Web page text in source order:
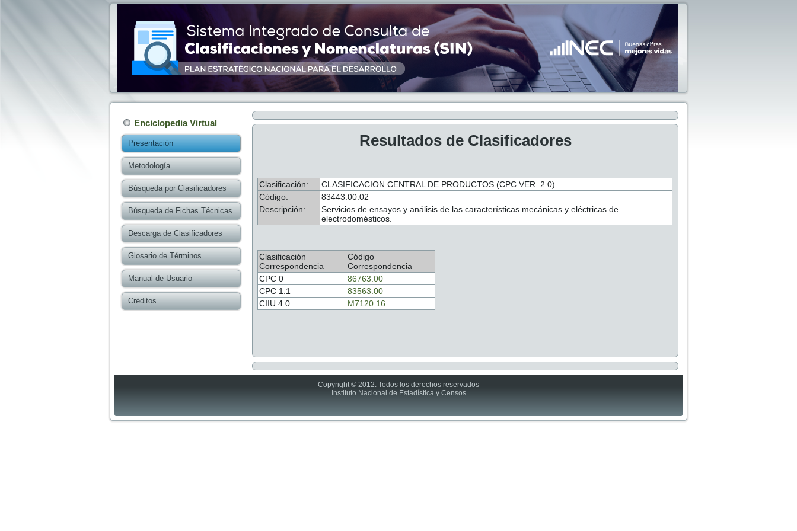
Enciclopedia Virtual
Presentación
Metodología
Búsqueda por Clasificadores
Búsqueda de Fichas Técnicas
Descarga de Clasificadores
Glosario de Términos
Manual de Usuario
Créditos
Resultados de Clasificadores
Clasificación:
CLASIFICACION CENTRAL DE PRODUCTOS (CPC VER. 2.0)
Código:
83443.00.02
Descripción:
Servicios de ensayos y análisis de las características mecánicas y eléctricas de
electrodomésticos.
Clasificación
Correspondencia
Código
Correspondencia
CPC 0
86763.00
CPC 1.1
83563.00
CIIU 4.0
M7120.16
Copyright © 2012. Todos los derechos reservados
Instituto Nacional de Estadística y Censos